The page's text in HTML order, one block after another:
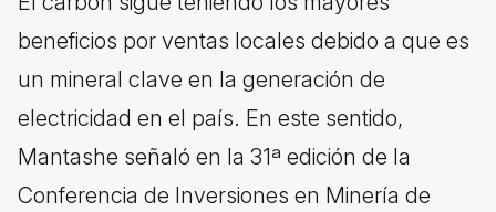
beneficios por ventas locales debido a que es
un mineral clave en la generación de
electricidad en el país. En este sentido,
Mantashe señaló en la 31ª edición de la
Conferencia de Inversiones en Minería de